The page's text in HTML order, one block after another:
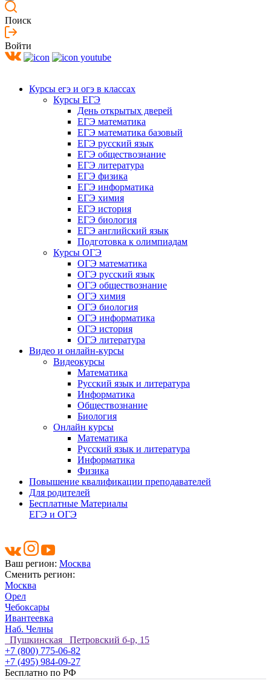
Поиск
Войти
Курсы егэ и огэ в классах
Курсы ЕГЭ
День открытых дверей
ЕГЭ математика
ЕГЭ математика базовый
ЕГЭ русский язык
ЕГЭ обществознание
ЕГЭ литература
ЕГЭ физика
ЕГЭ информатика
ЕГЭ химия
ЕГЭ история
ЕГЭ биология
ЕГЭ английский язык
Подготовка к олимпиадам
Курсы ОГЭ
ОГЭ математика
ОГЭ русский язык
ОГЭ обществознание
ОГЭ химия
ОГЭ биология
ОГЭ информатика
ОГЭ история
ОГЭ литература
Видео и онлайн-курсы
Видеокурсы
Математика
Русский язык и литература
Информатика
Обществознание
Биология
Онлайн курсы
Математика
Русский язык и литература
Информатика
Физика
Повышение квалификации преподавателей
Для родителей
Бесплатные Материалы
ЕГЭ и ОГЭ
Ваш регион: Москва
Сменить регион:
Москва
Орел
Чебоксары
Ивантеевка
Наб. Челны
Пушкинская Петровский б-р, 15
+7 (800) 775-06-82
+7 (495) 984-09-27
Бесплатно по РФ